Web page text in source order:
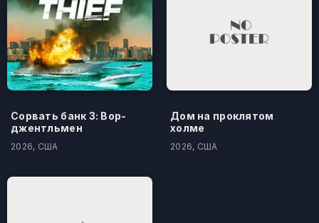
Сорвать банк 3: Вор-
джентльмен
2026, США
Дом на проклятом
холме
2026, США